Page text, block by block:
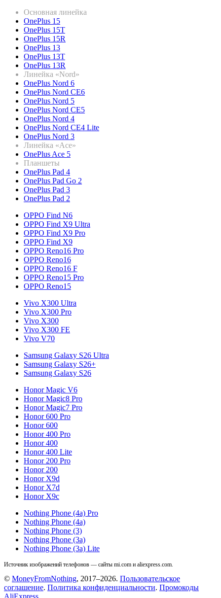
Основная линейка
OnePlus 15
OnePlus 15T
OnePlus 15R
OnePlus 13
OnePlus 13T
OnePlus 13R
Линейка «Nord»
OnePlus Nord 6
OnePlus Nord CE6
OnePlus Nord 5
OnePlus Nord CE5
OnePlus Nord 4
OnePlus Nord CE4 Lite
OnePlus Nord 3
Линейка «Ace»
OnePlus Ace 5
Планшеты
OnePlus Pad 4
OnePlus Pad Go 2
OnePlus Pad 3
OnePlus Pad 2
OPPO Find N6
OPPO Find X9 Ultra
OPPO Find X9 Pro
OPPO Find X9
OPPO Reno16 Pro
OPPO Reno16
OPPO Reno16 F
OPPO Reno15 Pro
OPPO Reno15
Vivo X300 Ultra
Vivo X300 Pro
Vivo X300
Vivo X300 FE
Vivo V70
Samsung Galaxy S26 Ultra
Samsung Galaxy S26+
Samsung Galaxy S26
Honor Magic V6
Honor Magic8 Pro
Honor Magic7 Pro
Honor 600 Pro
Honor 600
Honor 400 Pro
Honor 400
Honor 400 Lite
Honor 200 Pro
Honor 200
Honor X9d
Honor X7d
Honor X9c
Nothing Phone (4a) Pro
Nothing Phone (4a)
Nothing Phone (3)
Nothing Phone (3a)
Nothing Phone (3a) Lite
Источник изображений телефонов — сайты mi.com и aliexpress.com.
© MoneyFromNothing, 2017–2026. Пользовательское
соглашение. Политика конфиденциальности. Промокоды
AliExpress